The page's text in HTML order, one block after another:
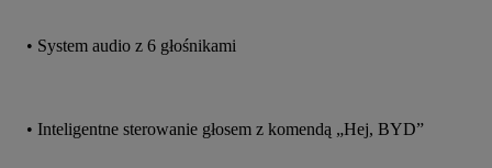
• System audio z 6 głośnikami
• Inteligentne sterowanie głosem z komendą „Hej, BYD”